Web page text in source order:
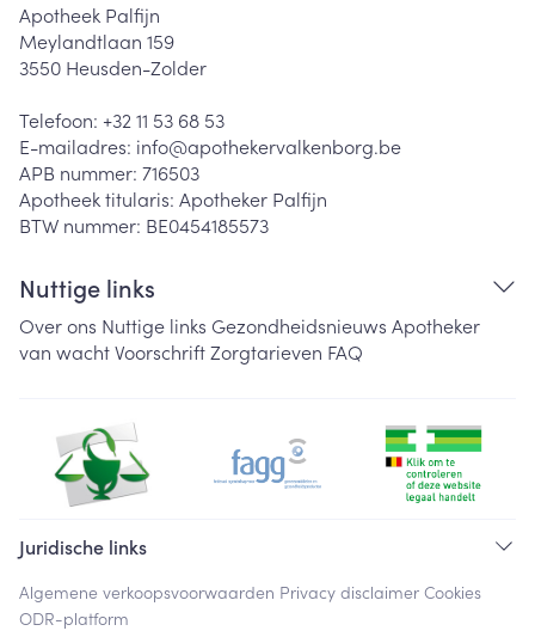
Apotheek Palfijn
Meylandtlaan 159
3550 Heusden-Zolder
Telefoon: +32 11 53 68 53
E-mailadres: info@apothekervalkenborg.be
APB nummer: 716503
Apotheek titularis: Apotheker Palfijn
BTW nummer: BE0454185573
Nuttige links
Over ons Nuttige links Gezondheidsnieuws Apotheker
van wachtVoorschriftZorgtarieven FAQ
Juridische links
Algemene verkoopsvoorwaarden Privacy disclaimer Cookies
ODR-platform